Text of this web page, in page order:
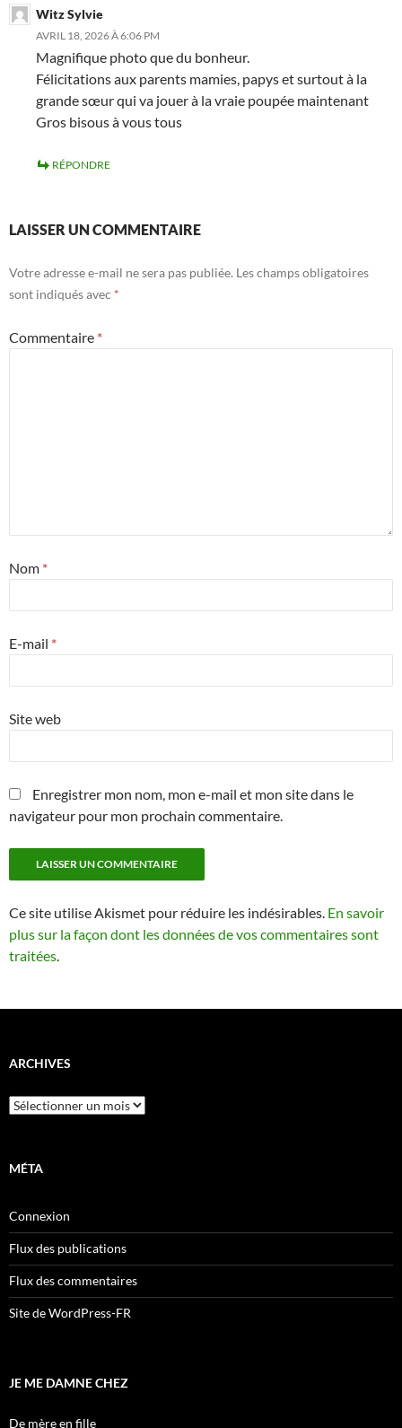
Witz Sylvie
AVRIL 18, 2026 À 6:06 PM
Magnifique photo que du bonheur.
Félicitations aux parents mamies, papys et surtout à la
grande sœur qui va jouer à la vraie poupée maintenant
Gros bisous à vous tous
RÉPONDRE
LAISSER UN COMMENTAIRE
Votre adresse e-mail ne sera pas publiée. Les champs obligatoires
sont indiqués avec *
Commentaire *
Nom *
E-mail *
Site web
Enregistrer mon nom, mon e-mail et mon site dans le
navigateur pour mon prochain commentaire.
Ce site utilise Akismet pour réduire les indésirables. En savoir
plus sur la façon dont les données de vos commentaires sont
traitées.
ARCHIVES
Archives
MÉTA
Connexion
Flux des publications
Flux des commentaires
Site de WordPress-FR
JE ME DAMNE CHEZ
De mère en fille